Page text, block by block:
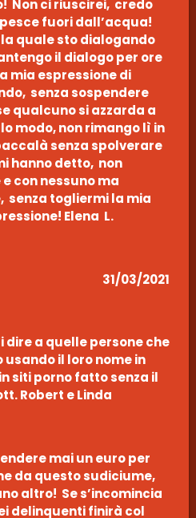
Non ci riuscirei, credo
fuori dall’acqua!
la quale sto dialogando
il dialogo per ore
mia espressione di
senza sospendere
qualcuno si azzarda a
modo, non rimango lì in
senza spolverare
hanno detto, non
con nessuno ma
senza togliermi la mia
Elena L.
31/03/2021
dire a quelle persone che
il loro nome in
siti porno fatto senza il
Robert e Linda
mai un euro per
da questo sudiciume,
altro! Se s’incomincia
delinquenti finirà col